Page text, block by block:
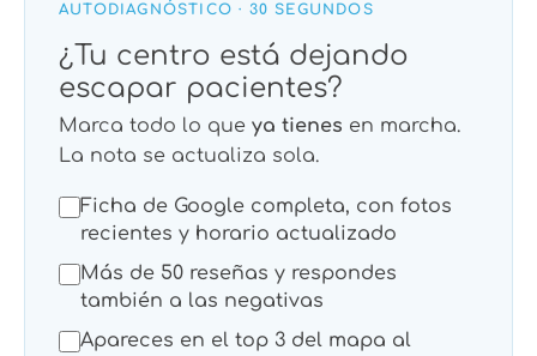
AUTODIAGNÓSTICO · 30 SEGUNDOS
¿Tu centro está dejando
escapar pacientes?
Marca todo lo que ya tienes en marcha.
La nota se actualiza sola.
Ficha de Google completa, con fotos
recientes y horario actualizado
Más de 50 reseñas y respondes
también a las negativas
Apareces en el top 3 del mapa al